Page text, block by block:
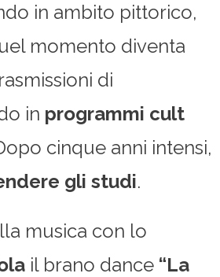
in ambito pittorico,
momento diventa
di
in programmi cult
cinque anni intensi,
gli studi.
musica con lo
il brano dance “La